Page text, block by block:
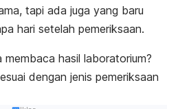
tapi ada juga yang baru
hari setelah pemeriksaan.
hasil laboratorium?
dengan jenis pemeriksaan